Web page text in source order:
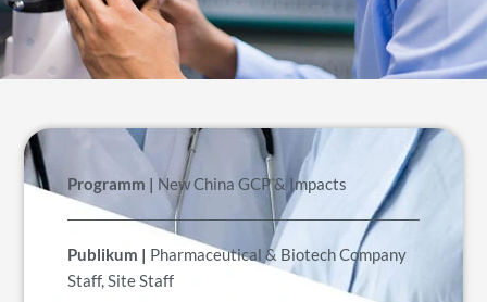
Programm | New China GCP & Impacts
Publikum | Pharmaceutical & Biotech Company
Staff, Site Staff